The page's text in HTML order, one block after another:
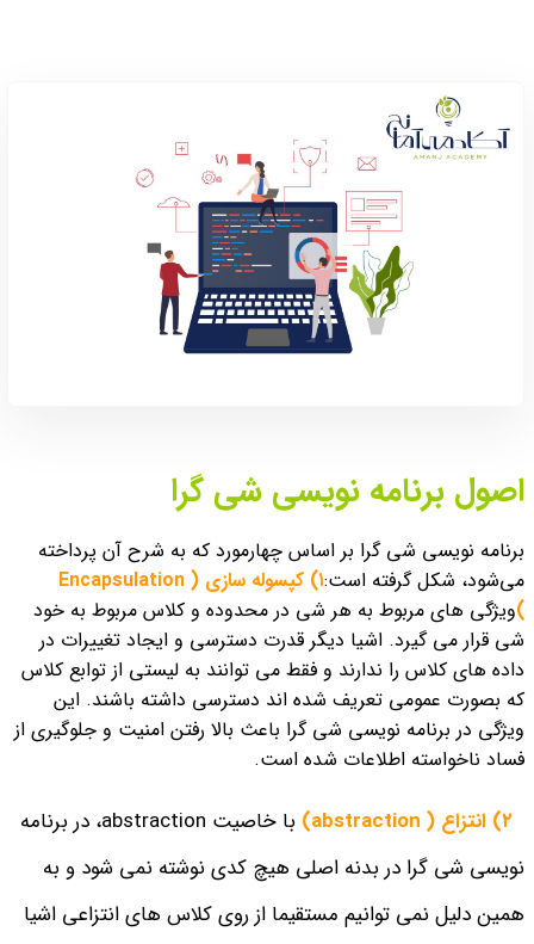
اصول برنامه نویسی شی گرا
برنامه نویسی شی گرا بر اساس چهارمورد که به شرح آن پرداخته
می‌شود، شکل گرفته است:
۱) کپسوله سازی ( Encapsulation
)ویژگی های مربوط به هر شی در محدوده و کلاس مربوط به خود
شی قرار می گیرد. اشیا دیگر قدرت دسترسی و ایجاد تغییرات در
داده های کلاس را ندارند و فقط می توانند به لیستی از توابع کلاس
که بصورت عمومی تعریف شده اند دسترسی داشته باشند. این
ویژگی در برنامه نویسی شی گرا باعث بالا رفتن امنیت و جلوگیری از
فساد ناخواسته اطلاعات شده است.
۲) انتزاع ( abstraction)
با خاصیت abstraction، در برنامه
نویسی شی گرا در بدنه اصلی هیچ کدی نوشته نمی شود و به
همین دلیل نمی توانیم مستقیما از روی کلاس های انتزاعی اشیا